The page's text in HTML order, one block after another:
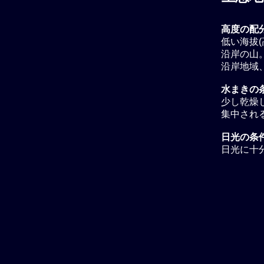
高度の配
低い海拔
沿岸の山
沿岸地域
水まきの
少し乾燥
集中され
日光の条
日光に十